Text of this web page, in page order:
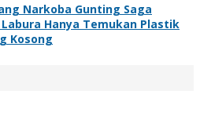
Narkoba Gunting Saga
Labura Hanya Temukan Plastik
Kosong